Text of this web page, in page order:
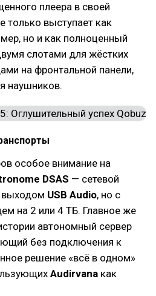
плеера в своей
только выступает как
но и как полноценный
слотами для жёстких
на фронтальной панели,
наушников.
особое внимание на
DSAS — сетевой
выходом USB Audio, но с
на 2 или 4 ТБ. Главное же
автономный сервер
без подключения к
решение «всё в одном»
Audirvana как